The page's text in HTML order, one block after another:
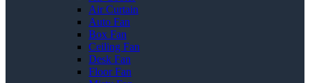
Air Curtain
Auto Fan
Box Fan
Ceiling Fan
Desk Fan
Floor Fan